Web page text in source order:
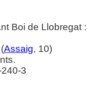
Boi de Llobregat
Assaig, 10)
3